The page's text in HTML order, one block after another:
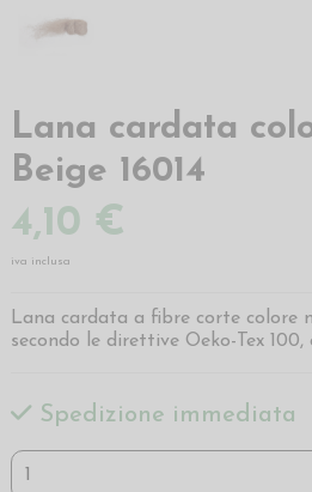
Lana cardata
Beige 16014
4,10 €
iva inclusa
Lana cardata a fibre corte colore
secondo le direttive Oeko-Tex
Spedizione immediata